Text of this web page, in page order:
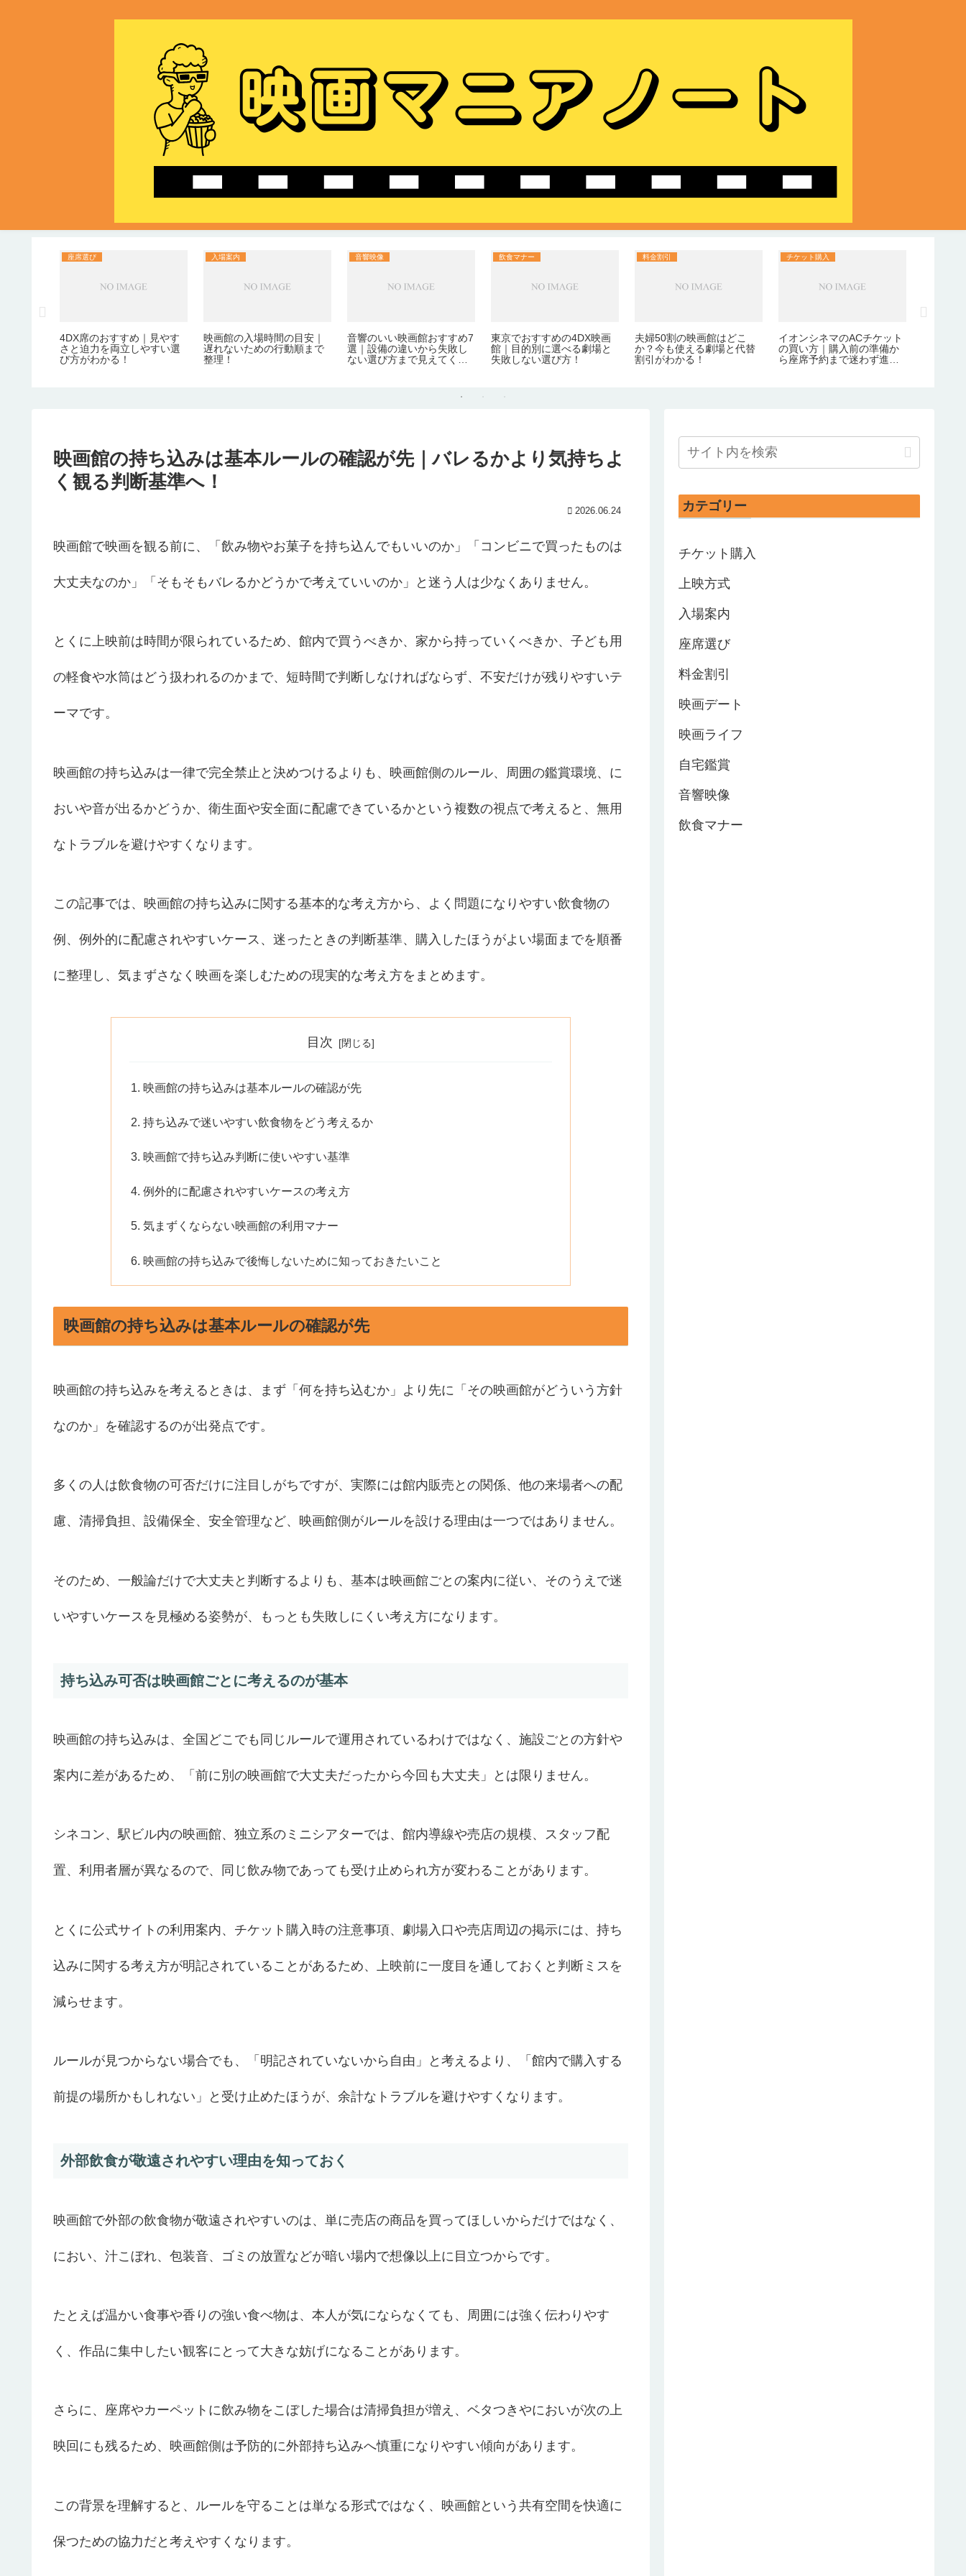
座席選び
4DX席のおすすめ｜見やす
さと迫力を両立しやすい選
び方がわかる！
入場案内
映画館の入場時間の目安｜
遅れないための行動順まで
整理！
音響映像
音響のいい映画館おすすめ7
選｜設備の違いから失敗し
ない選び方まで見えてく
飲食マナー
東京でおすすめの4DX映画
館｜目的別に選べる劇場と
失敗しない選び方！
料金割引
夫婦50割の映画館はどこ
か？今も使える劇場と代替
割引がわかる！
チケット購入
イオンシネマのACチケット
の買い方｜購入前の準備か
ら座席予約まで迷わず進め
映画館の持ち込みは基本ルールの確認が先｜バレるかより気持ちよ
く観る判断基準へ！
2026.06.24
映画館で映画を観る前に、「飲み物やお菓子を持ち込んでもいいのか」「コンビニで買ったものは
大丈夫なのか」「そもそもバレるかどうかで考えていいのか」と迷う人は少なくありません。
とくに上映前は時間が限られているため、館内で買うべきか、家から持っていくべきか、子ども用
の軽食や水筒はどう扱われるのかまで、短時間で判断しなければならず、不安だけが残りやすいテ
ーマです。
映画館の持ち込みは一律で完全禁止と決めつけるよりも、映画館側のルール、周囲の鑑賞環境、に
おいや音が出るかどうか、衛生面や安全面に配慮できているかという複数の視点で考えると、無用
なトラブルを避けやすくなります。
この記事では、映画館の持ち込みに関する基本的な考え方から、よく問題になりやすい飲食物の
例、例外的に配慮されやすいケース、迷ったときの判断基準、購入したほうがよい場面までを順番
に整理し、気まずさなく映画を楽しむための現実的な考え方をまとめます。
目次
映画館の持ち込みは基本ルールの確認が先
持ち込みで迷いやすい飲食物をどう考えるか
映画館で持ち込み判断に使いやすい基準
例外的に配慮されやすいケースの考え方
気まずくならない映画館の利用マナー
映画館の持ち込みで後悔しないために知っておきたいこと
映画館の持ち込みは基本ルールの確認が先
映画館の持ち込みを考えるときは、まず「何を持ち込むか」より先に「その映画館がどういう方針
なのか」を確認するのが出発点です。
多くの人は飲食物の可否だけに注目しがちですが、実際には館内販売との関係、他の来場者への配
慮、清掃負担、設備保全、安全管理など、映画館側がルールを設ける理由は一つではありません。
そのため、一般論だけで大丈夫と判断するよりも、基本は映画館ごとの案内に従い、そのうえで迷
いやすいケースを見極める姿勢が、もっとも失敗しにくい考え方になります。
持ち込み可否は映画館ごとに考えるのが基本
映画館の持ち込みは、全国どこでも同じルールで運用されているわけではなく、施設ごとの方針や
案内に差があるため、「前に別の映画館で大丈夫だったから今回も大丈夫」とは限りません。
シネコン、駅ビル内の映画館、独立系のミニシアターでは、館内導線や売店の規模、スタッフ配
置、利用者層が異なるので、同じ飲み物であっても受け止められ方が変わることがあります。
とくに公式サイトの利用案内、チケット購入時の注意事項、劇場入口や売店周辺の掲示には、持ち
込みに関する考え方が明記されていることがあるため、上映前に一度目を通しておくと判断ミスを
減らせます。
ルールが見つからない場合でも、「明記されていないから自由」と考えるより、「館内で購入する
前提の場所かもしれない」と受け止めたほうが、余計なトラブルを避けやすくなります。
外部飲食が敬遠されやすい理由を知っておく
映画館で外部の飲食物が敬遠されやすいのは、単に売店の商品を買ってほしいからだけではなく、
におい、汁こぼれ、包装音、ゴミの放置などが暗い場内で想像以上に目立つからです。
たとえば温かい食事や香りの強い食べ物は、本人が気にならなくても、周囲には強く伝わりやす
く、作品に集中したい観客にとって大きな妨げになることがあります。
さらに、座席やカーペットに飲み物をこぼした場合は清掃負担が増え、ベタつきやにおいが次の上
映回にも残るため、映画館側は予防的に外部持ち込みへ慎重になりやすい傾向があります。
この背景を理解すると、ルールを守ることは単なる形式ではなく、映画館という共有空間を快適に
保つための協力だと考えやすくなります。
カテゴリー
チケット購入
上映方式
入場案内
座席選び
料金割引
映画デート
映画ライフ
自宅鑑賞
音響映像
飲食マナー